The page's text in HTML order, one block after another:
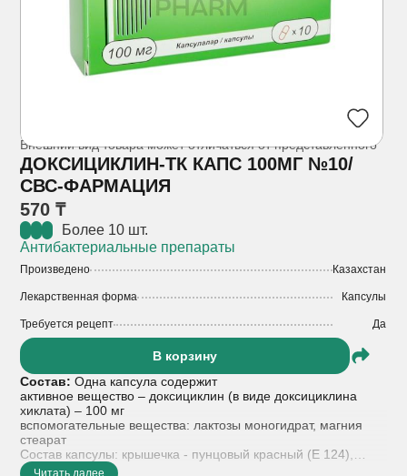
Внешний вид товара может отличаться от представленного
ДОКСИЦИКЛИН-ТК КАПС 100МГ №10/
СВС-ФАРМАЦИЯ
570 ₸
Более 10 шт.
Антибактериальные препараты
Произведено Казахстан
Лекарственная форма Капсулы
Требуется рецепт Да
В корзину
Состав: Одна капсула содержит
активное вещество – доксициклин (в виде доксициклина
хиклата) – 100 мг
вспомогательные вещества: лактозы моногидрат, магния
стеарат
Состав капсулы: крышечка - пунцовый красный (Е 124),
титана диоксид (Е 171), желатин; корпус - пунцовый красный
Читать далее